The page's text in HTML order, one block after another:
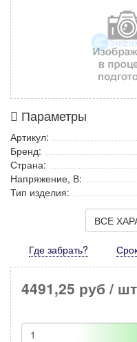
Параметры
Артикул:
Бренд:
Страна:
Напряжение, В:
Тип изделия:
ВСЕ
Где забрать?
4491,25 руб / шт